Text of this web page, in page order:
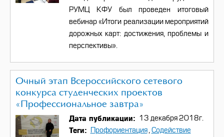
РУМЦ КФУ был проведен итоговый
вебинар «Итоги реализации мероприятий
дорожных карт: достижения, проблемы и
перспективы».
Очный этап Всероссийского сетевого
конкурса студенческих проектов
«Профессиональное завтра»
Дата публикации 13 декабря 2018г.
Теги Профориентация ,Содействие